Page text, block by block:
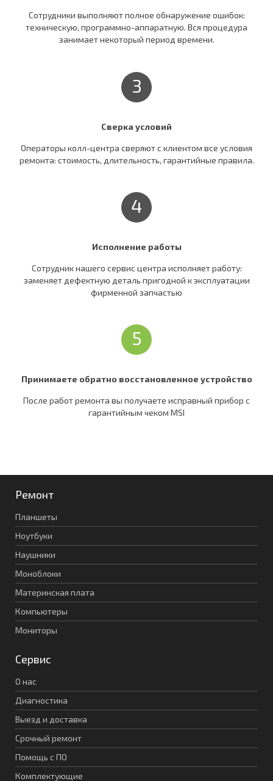
Сотрудники выполняют полное обнаружение ошибок:
техническую, программно-аппаратную. Вся процедура
занимает некоторый период времени.
3
Сверка условий
Операторы колл-центра сверяют c клиентом все условия
ремонта: стоимость, длительность, гарантийные правила.
4
Исполнение работы
Сотрудник нашего сервис центра исполняет работу:
заменяет дефектную деталь пригодной к эксплуатации
фирменной запчастью
5
Принимаете обратно восстановленное устройство
После работ ремонта вы получаете исправный прибор c
гарантийным чеком MSI
Ремонт
Планшеты
Ноутбуки
Наушники
Моноблоки
Материнская плата
Компьютеры
Мониторы
Сервис
О нас
Диагностика
Выезд и доставка
Срочный ремонт
Помощь с ПО
Комплектующие